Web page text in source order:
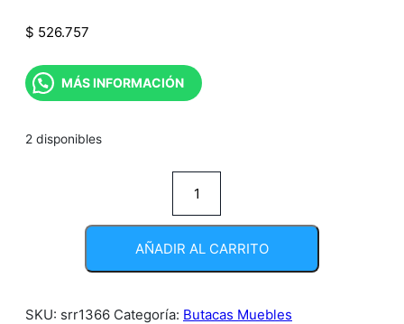
$ 526.757
MÁS INFORMACIÓN
2 disponibles
SECRETARIAL
TWIG
cantidad
AÑADIR AL CARRITO
SKU: srr1366 Categoría: Butacas Muebles